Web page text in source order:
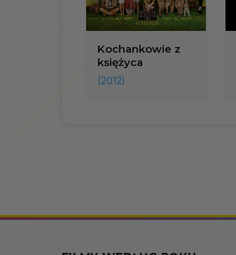
Kochankowie z
księżyca
(2012)